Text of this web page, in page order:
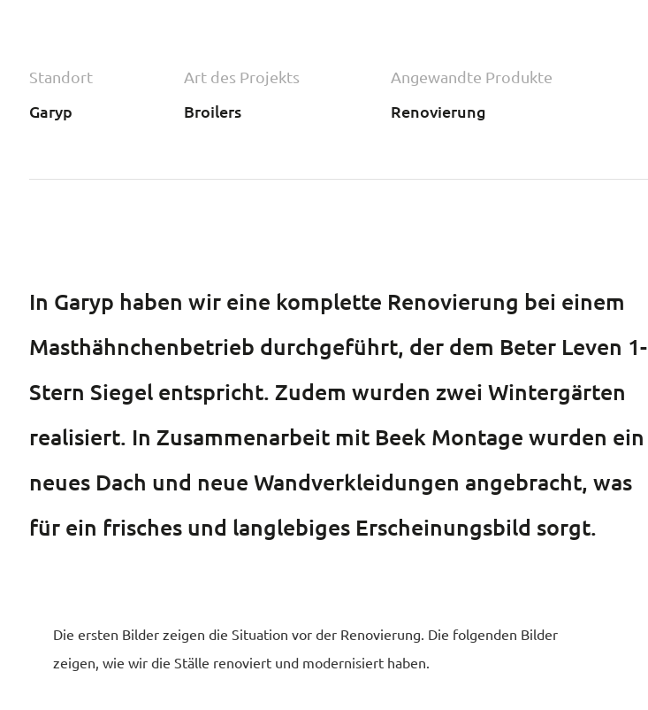
Standort
Garyp
Art des Projekts
Broilers
Angewandte Produkte
Renovierung
In Garyp haben wir eine komplette Renovierung bei einem
Masthähnchenbetrieb durchgeführt, der dem Beter Leven 1-
Stern Siegel entspricht. Zudem wurden zwei Wintergärten
realisiert. In Zusammenarbeit mit Beek Montage wurden ein
neues Dach und neue Wandverkleidungen angebracht, was
für ein frisches und langlebiges Erscheinungsbild sorgt.
Die ersten Bilder zeigen die Situation vor der Renovierung. Die folgenden Bilder
zeigen, wie wir die Ställe renoviert und modernisiert haben.